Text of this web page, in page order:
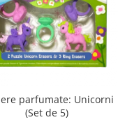
parfumate: Unicorni
(Set de 5)